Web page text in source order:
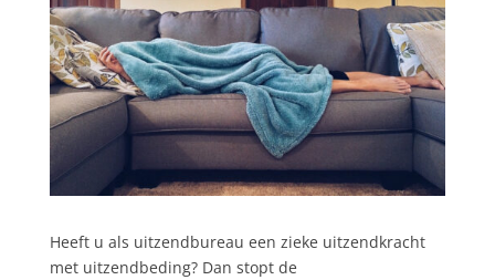
Heeft u als uitzendbureau een zieke uitzendkracht
met uitzendbeding? Dan stopt de